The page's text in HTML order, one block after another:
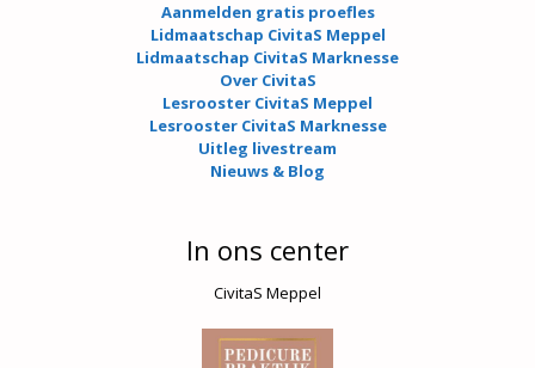
Aanmelden gratis proefles
Lidmaatschap CivitaS Meppel
Lidmaatschap CivitaS Marknesse
Over CivitaS
Lesrooster CivitaS Meppel
Lesrooster CivitaS Marknesse
Uitleg livestream
Nieuws & Blog
In ons center
CivitaS Meppel